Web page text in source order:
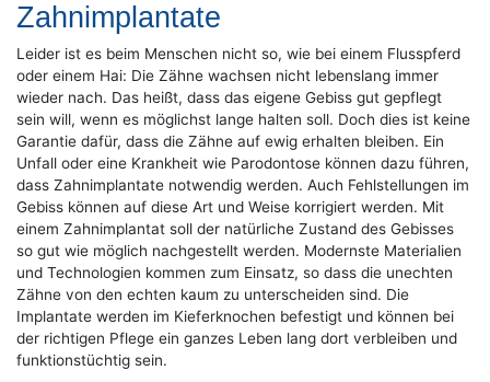
Zahnimplantate
Leider ist es beim Menschen nicht so, wie bei einem Flusspferd
oder einem Hai: Die Zähne wachsen nicht lebenslang immer
wieder nach. Das heißt, dass das eigene Gebiss gut gepflegt
sein will, wenn es möglichst lange halten soll. Doch dies ist keine
Garantie dafür, dass die Zähne auf ewig erhalten bleiben. Ein
Unfall oder eine Krankheit wie Parodontose können dazu führen,
dass Zahnimplantate notwendig werden. Auch Fehlstellungen im
Gebiss können auf diese Art und Weise korrigiert werden. Mit
einem Zahnimplantat soll der natürliche Zustand des Gebisses
so gut wie möglich nachgestellt werden. Modernste Materialien
und Technologien kommen zum Einsatz, so dass die unechten
Zähne von den echten kaum zu unterscheiden sind. Die
Implantate werden im Kieferknochen befestigt und können bei
der richtigen Pflege ein ganzes Leben lang dort verbleiben und
funktionstüchtig sein.